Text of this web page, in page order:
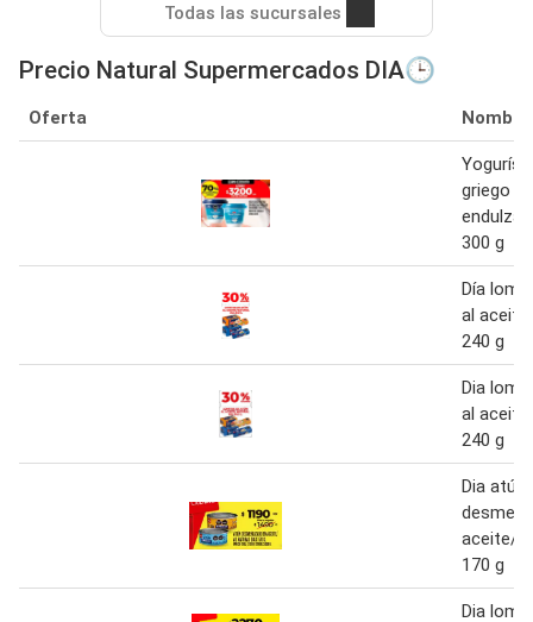
Todas las sucursales
Precio Natural Supermercados DIA🕒
Oferta Nombre
griego
300 g
Día
al
240 g
Dia
al
240 g
Dia atún
aceite/
170 g
Dia